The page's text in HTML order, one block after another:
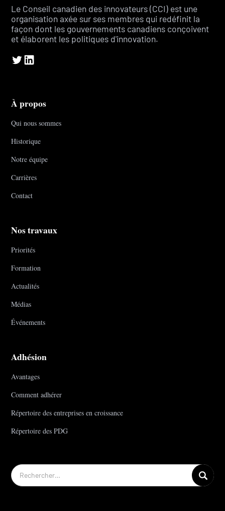
Le Conseil canadien des innovateurs (CCI) est une
organisation axée sur ses membres qui redéfinit la
façon dont les gouvernements canadiens conçoivent
et élaborent les politiques d'innovation.
À propos
Qui nous sommes
Historique
Notre équipe
Carrières
Contact
Nos travaux
Priorités
Formation
Actualités
Médias
Événements
Adhésion
Avantages
Comment adhérer
Répertoire des entreprises en croissance
Répertoire des PDG